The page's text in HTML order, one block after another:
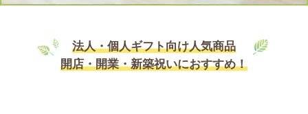
法人・個人ギフト向け人気商品
開店・開業・新築祝いにおすすめ！